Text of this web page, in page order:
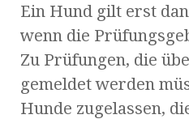
Ein Hund gilt erst
wenn die
Zu Prüfungen, die
gemeldet werden
Hunde zugelassen,